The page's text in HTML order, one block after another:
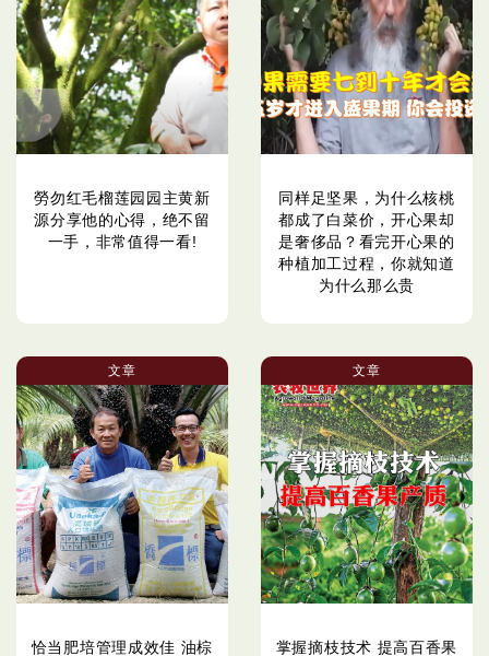
勞勿红毛榴莲园园主黄新
源分享他的心得，绝不留
一手，非常值得一看!
同样足坚果，为什么核桃
都成了白菜价，开心果却
是奢侈品？看完开心果的
种植加工过程，你就知道
为什么那么贵
文章
恰当肥培管理成效佳 油棕
文章
掌握摘枝技术 提高百香果